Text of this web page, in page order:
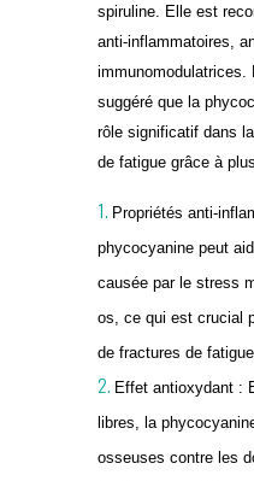
spiruline. Elle est
anti-inflammatoires,
immunomodulatrices.
suggéré que la
rôle significatif dans
de fatigue grâce à
Propriétés anti-
phycocyanine peut
causée par le stress
os, ce qui est crucial
de fractures de fatigue.
Effet antioxydant :
libres, la
osseuses contre les